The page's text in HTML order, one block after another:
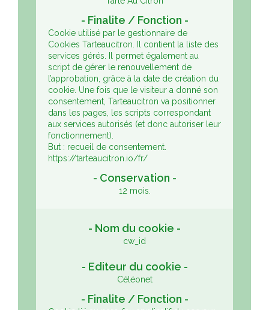
Cookie utilisé par le gestionnaire de
Cookies Tarteaucitron. Il contient la liste des
services gérés. Il permet également au
script de gérer le renouvellement de
l’approbation, grâce à la date de création du
cookie. Une fois que le visiteur a donné son
consentement, Tarteaucitron va positionner
dans les pages, les scripts correspondant
aux services autorisés (et donc autoriser leur
fonctionnement).
But : recueil de consentement.
https://tarteaucitron.io/fr/
12 mois.
cw_id
Céléonet